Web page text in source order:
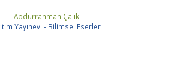
Abdurrahman Çalık
Yayınevi - Bilimsel Eserler